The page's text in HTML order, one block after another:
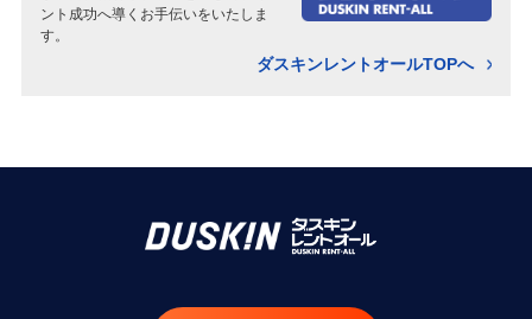
ント成功へ導くお手伝いをいたしま
す。
ダスキンレントオールTOPへ